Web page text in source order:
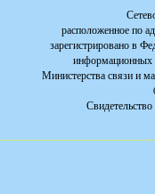
расположенное по
зарегистрировано в
информационных
Министерства связи и